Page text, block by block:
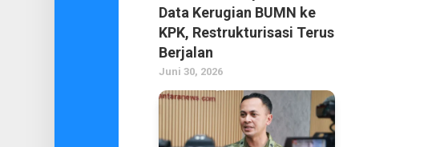
Data Kerugian BUMN ke
KPK, Restrukturisasi Terus
Berjalan
Juni 30, 2026